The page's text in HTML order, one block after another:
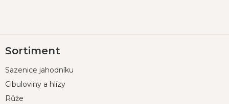
á
a
Sortiment
Sazenice jahodníku
Cibuloviny a hlízy
Růže